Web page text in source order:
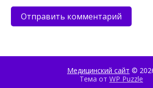
Медицинский сайт ©
Тема от WP Puzzle